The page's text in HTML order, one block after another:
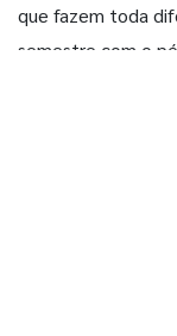
que fazem toda
semestre com o